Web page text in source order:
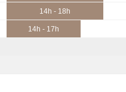
14h - 18h
14h - 17h